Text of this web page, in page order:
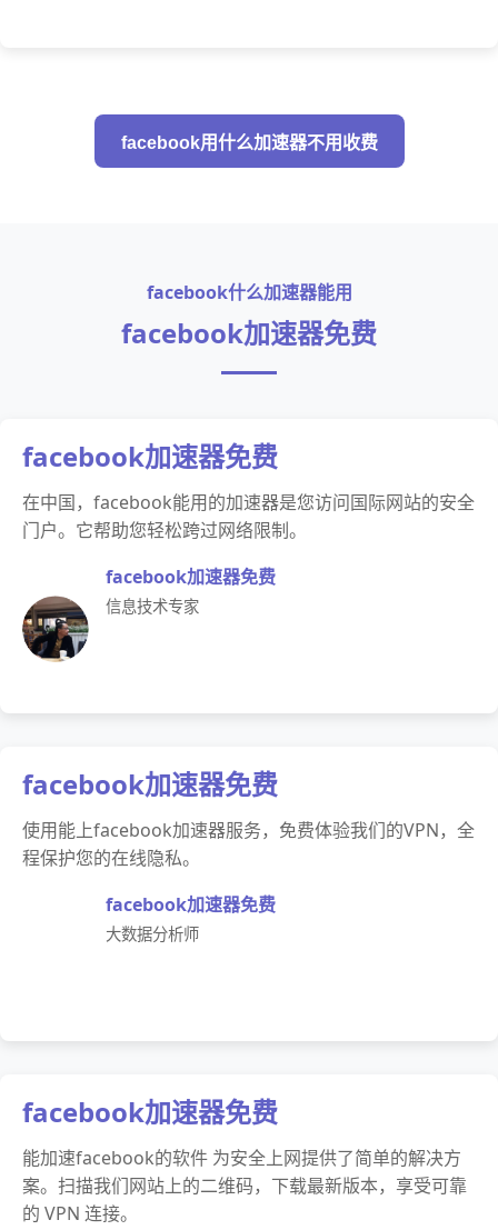
facebook用什么加速器不用收费
facebook什么加速器能用
facebook加速器免费
facebook加速器免费
在中国，facebook能用的加速器是您访问国际网站的安全
门户。它帮助您轻松跨过网络限制。
facebook加速器免费
信息技术专家
facebook加速器免费
使用能上facebook加速器服务，免费体验我们的VPN，全
程保护您的在线隐私。
facebook加速器免费
大数据分析师
facebook加速器免费
能加速facebook的软件 为安全上网提供了简单的解决方
案。扫描我们网站上的二维码，下载最新版本，享受可靠
的 VPN 连接。